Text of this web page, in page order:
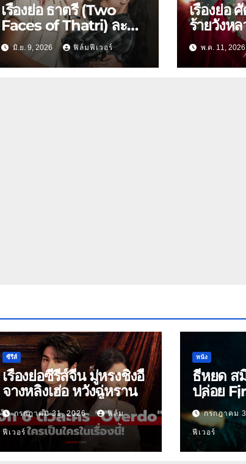
เรื่องย่อ ธาตรี (Two
Faces of Thatri) ละคร
ช่อง 3: การสวมรอยหนี
ตายสู่มรดกเลือด ยุค
สงครามโลกครั้งที่ 2
มิ.ย. 9, 2026 ฟิล์มฟีเวอร์
เรื่องย่อ
ร้ายวังห
โชซอนส
โนเนม พ
พ.ค. 11, 2026
ซีรีส์
เรื่องย่อซีรีส์จีน มู่หรงชิงอี้
จางหลิงเฮ่อ หวังฉู่หราน
กรกฎาคม 31, 2026 ฟิล์ม
ฟีเวอร์
หนัง
ธี่หยด ส
ปล่อย
เริ่มต้นพี่
กรกฎาคม
ฟีเวอร์